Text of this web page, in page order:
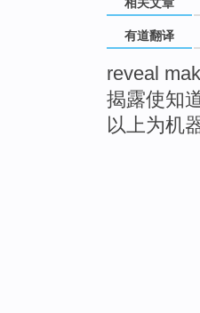
有道翻译
reveal
揭露使知
以上为机